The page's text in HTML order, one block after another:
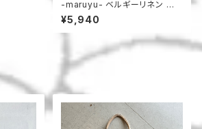
-maruyu- ベルギーリネン 小
さめトート
¥5,940